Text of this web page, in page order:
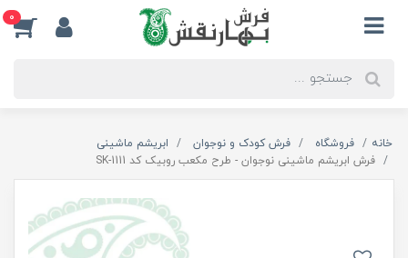
0
خانه فروشگاه فرش کودک و نوجوان
ابریشم ماشینی
فرش ابریشم ماشینی نوجوان - طرح مکعب روبیک کد SK-1111